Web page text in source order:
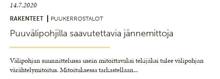
14.7.2020
RAKENTEET PUUKERROSTALOT
Puuvälipohjilla saavutettavia jännemittoja
Välipohjan suunnittelussa usein mitoittavaksi tekijäksi tulee välipohjan
värähtelymitoitus. Mitoituksessa tarkastellaan...